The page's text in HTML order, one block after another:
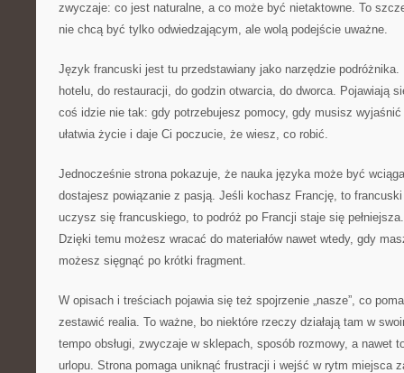
zwyczaje: co jest naturalne, a co może być nietaktowne. To
nie chcą być tylko odwiedzającym, ale wolą podejście uważne.
Język francuski jest tu przedstawiany jako narzędzie podróżnika.
hotelu, do restauracji, do godzin otwarcia, do dworca. Pojawiają
coś idzie nie tak: gdy potrzebujesz pomocy, gdy musisz
ułatwia życie i daje Ci poczucie, że wiesz, co robić.
Jednocześnie strona pokazuje, że nauka języka może być
dostajesz powiązanie z pasją. Jeśli kochasz Francję, to
uczysz się francuskiego, to podróż po Francji staje się
Dzięki temu możesz wracać do materiałów nawet wtedy, gdy
możesz sięgnąć po krótki fragment.
W opisach i treściach pojawia się też spojrzenie „nasze”, co
zestawić realia. To ważne, bo niektóre rzeczy działają tam w
tempo obsługi, zwyczaje w sklepach, sposób rozmowy, a nawet
urlopu. Strona pomaga uniknąć frustracji i wejść w rytm miejsca